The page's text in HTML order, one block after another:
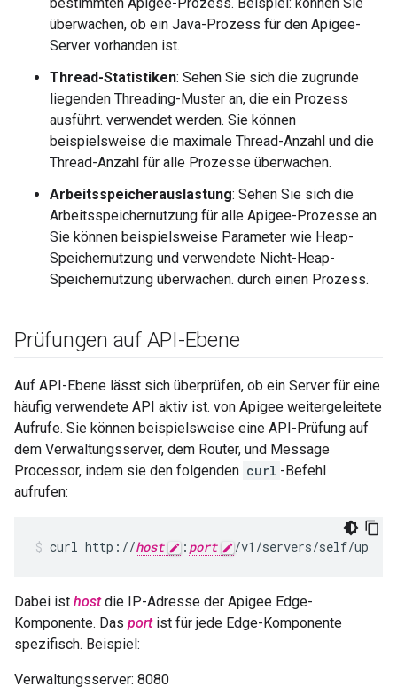
überwachen, ob ein Java-Prozess für den Apigee-
Server vorhanden ist.
Thread-Statistiken: Sehen Sie sich die zugrunde
liegenden Threading-Muster an, die ein Prozess
ausführt. verwendet werden. Sie können
beispielsweise die maximale Thread-Anzahl und die
Thread-Anzahl für alle Prozesse überwachen.
Arbeitsspeicherauslastung: Sehen Sie sich die
Arbeitsspeichernutzung für alle Apigee-Prozesse an.
Sie können beispielsweise Parameter wie Heap-
Speichernutzung und verwendete Nicht-Heap-
Speichernutzung überwachen. durch einen Prozess.
Prüfungen auf API-Ebene
Auf API-Ebene lässt sich überprüfen, ob ein Server für eine
häufig verwendete API aktiv ist. von Apigee weitergeleitete
Aufrufe. Sie können beispielsweise eine API-Prüfung auf
dem Verwaltungsserver, dem Router, und Message
Processor, indem sie den folgenden curl -Befehl
aufrufen:
curl http://host : port /v1/servers/self/up
Dabei ist hostdie IP-Adresse der Apigee Edge-
Komponente. Das portist für jede Edge-Komponente
spezifisch. Beispiel:
Verwaltungsserver: 8080